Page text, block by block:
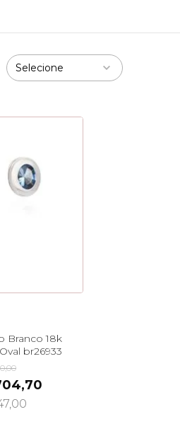
Branco 18k
br26933